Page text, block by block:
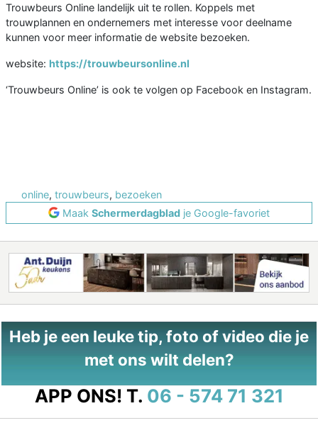
Trouwbeurs Online landelijk uit te rollen. Koppels met
trouwplannen en ondernemers met interesse voor deelname
kunnen voor meer informatie de website bezoeken.
website: https://trouwbeursonline.nl
‘Trouwbeurs Online’ is ook te volgen op Facebook en Instagram.
online, trouwbeurs, bezoeken
Maak Schermerdagblad je Google-favoriet
Heb je een leuke tip, foto of video die je
met ons wilt delen?
APP ONS! T. 06 - 574 71 321